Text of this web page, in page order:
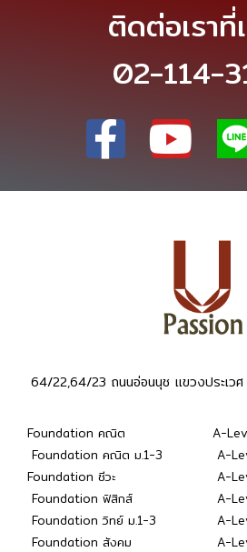
ติดต่อเราที่
02-114-
64/22,64/23 ถนนอ่อนนุช แขวงประเวศ
Foundation คณิต
Foundation คณิต ม.1-3
Foundation ชีวะ
Foundation ฟิสิกส์
Foundation วิทย์ ม.1-3
Foundation สังคม
A-
A-
A-
A-
A-
A-